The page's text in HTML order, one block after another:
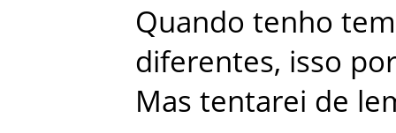
Quando tenho
diferentes, isso
Mas tentarei de